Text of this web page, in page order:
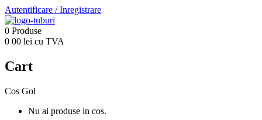
Autentificare /Inregistrare
0 Produse
0 00 lei cu TVA
Cart
Cos Gol
Nu ai produse in cos.